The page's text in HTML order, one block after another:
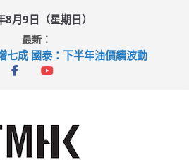
月9日（星期日）
最新：
七成 國泰：下半年油價續波動
挫維拉 啟德主場館奪錦標